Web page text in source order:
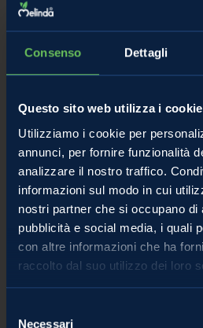
Consenso Dettagli
Questo sito web utilizza i cookie
Utilizziamo i cookie per
annunci, per fornire funzionalità
analizzare il nostro traffico.
informazioni sul modo in cui
nostri partner che si occupano di
pubblicità e social media, i quali
con altre informazioni che ha
raccolto dal suo utilizzo dei loro
Necessari
Smoothie mela, frutti di
/